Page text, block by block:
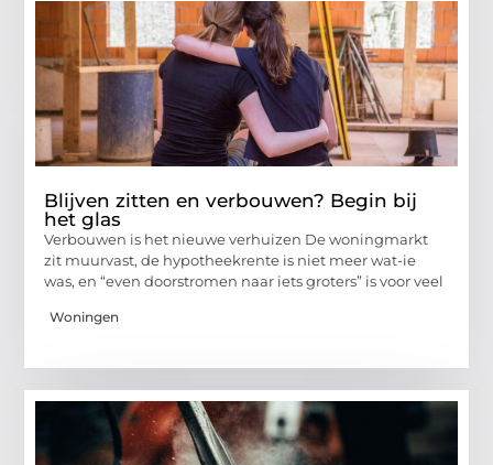
Blijven zitten en verbouwen? Begin bij
het glas
Verbouwen is het nieuwe verhuizen De woningmarkt
zit muurvast, de hypotheekrente is niet meer wat-ie
was, en “even doorstromen naar iets groters” is voor veel
Woningen